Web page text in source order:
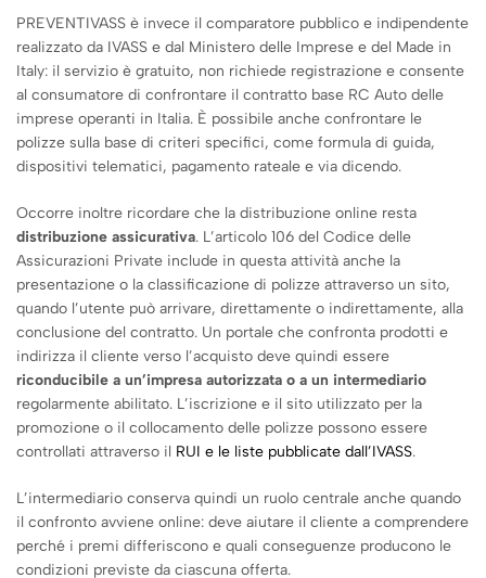
PREVENTIVASS è invece il comparatore pubblico e indipendente
realizzato da IVASS e dal Ministero delle Imprese e del Made in
Italy: il servizio è gratuito, non richiede registrazione e consente
al consumatore di confrontare il contratto base RC Auto delle
imprese operanti in Italia. È possibile anche confrontare le
polizze sulla base di criteri specifici, come formula di guida,
dispositivi telematici, pagamento rateale e via dicendo.
Occorre inoltre ricordare che la distribuzione online resta
distribuzione assicurativa. L’articolo 106 del Codice delle
Assicurazioni Private include in questa attività anche la
presentazione o la classificazione di polizze attraverso un sito,
quando l’utente può arrivare, direttamente o indirettamente, alla
conclusione del contratto. Un portale che confronta prodotti e
indirizza il cliente verso l’acquisto deve quindi essere
riconducibile a un’impresa autorizzata o a un intermediario
regolarmente abilitato. L’iscrizione e il sito utilizzato per la
promozione o il collocamento delle polizze possono essere
controllati attraverso il RUI e le liste pubblicate dall’IVASS.
L’intermediario conserva quindi un ruolo centrale anche quando
il confronto avviene online: deve aiutare il cliente a comprendere
perché i premi differiscono e quali conseguenze producono le
condizioni previste da ciascuna offerta.